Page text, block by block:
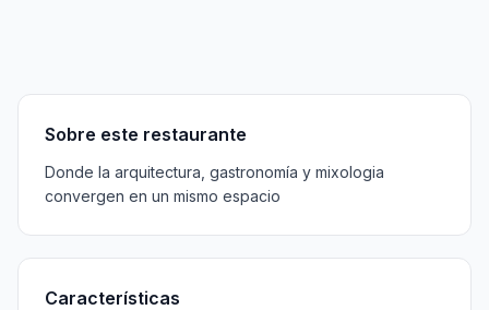
Sobre este restaurante
Donde la arquitectura, gastronomía y mixologia
convergen en un mismo espacio
Características